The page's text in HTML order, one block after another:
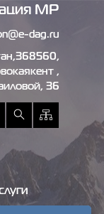
МР
dag.ru
,
36